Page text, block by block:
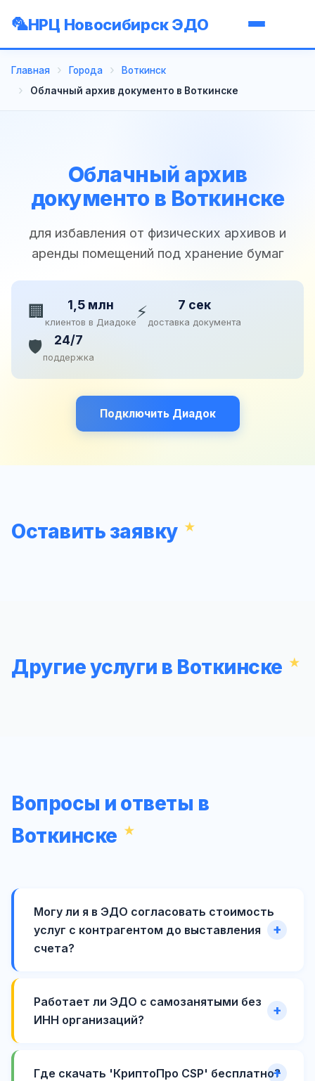
НРЦ Новосибирск ЭДО
Главная Города
Воткинск
Облачный архив документо в Воткинске
Облачный архив
документо в Воткинске
для избавления от физических архивов и
аренды помещений под хранение бумаг
🏢 1,5 млн
клиентов в Диадоке⚡ 7 сек
доставка документа
🛡️ 24/7
поддержка
Подключить Диадок
Оставить заявку
Другие услуги в Воткинске
Вопросы и ответы в
Воткинске
Могу ли я в ЭДО согласовать стоимость
услуг с контрагентом до выставления
счета?
Работает ли ЭДО с самозанятыми без
ИНН организаций?
Где скачать 'КриптоПро CSP' бесплатно?